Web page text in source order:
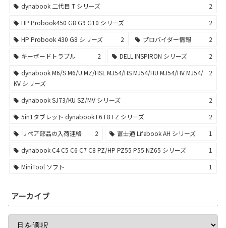
dynabook 二代目 T シリーズ
2
HP Probook450 G8 G9 G10 シリーズ
2
HP Probook 430 G8 シリーズ
2 プロバイダー情報
2
キーボードトラブル
2 DELL INSPIRON シリーズ
2
dynabook M6/S M6/U MZ/HSL MJ54/HS MJ54/HU MJ54/HV MJ54/
KV シリーズ
2
dynabook SJ73/KU SZ/MV シリーズ
2
5in1タブレット dynabook F6 F8 FZ シリーズ
2
リペア部品の入荷連絡
2 富士通 Lifebook AH シリーズ
1
dynabook C4 C5 C6 C7 C8 PZ/HP PZ55 P55 NZ65 シリーズ
1
MiniTool ソフト
1
アーカイブ